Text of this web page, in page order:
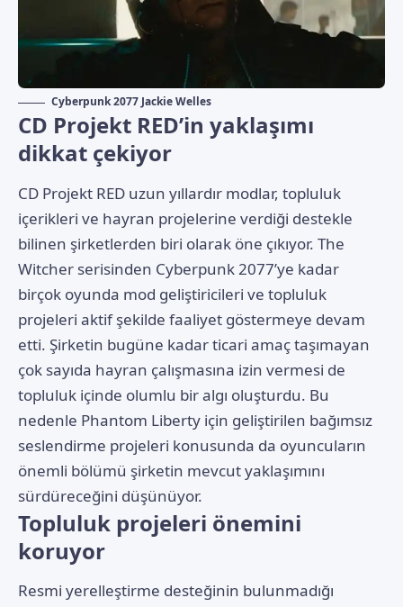
Cyberpunk 2077 Jackie Welles
CD Projekt RED’in yaklaşımı
dikkat çekiyor
CD Projekt RED uzun yıllardır modlar, topluluk
içerikleri ve hayran projelerine verdiği destekle
bilinen şirketlerden biri olarak öne çıkıyor. The
Witcher serisinden Cyberpunk 2077’ye kadar
birçok oyunda mod geliştiricileri ve topluluk
projeleri aktif şekilde faaliyet göstermeye devam
etti. Şirketin bugüne kadar ticari amaç taşımayan
çok sayıda hayran çalışmasına izin vermesi de
topluluk içinde olumlu bir algı oluşturdu. Bu
nedenle Phantom Liberty için geliştirilen bağımsız
seslendirme projeleri konusunda da oyuncuların
önemli bölümü şirketin mevcut yaklaşımını
sürdüreceğini düşünüyor.
Topluluk projeleri önemini
koruyor
Resmi yerelleştirme desteğinin bulunmadığı